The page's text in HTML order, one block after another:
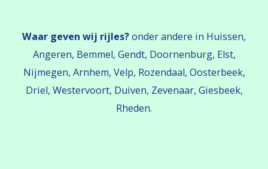
Waar geven wij rijles?onder andere in Huissen,
Angeren, Bemmel, Gendt, Doornenburg, Elst,
Nijmegen, Arnhem, Velp, Rozendaal, Oosterbeek,
Driel, Westervoort, Duiven, Zevenaar, Giesbeek,
Rheden.